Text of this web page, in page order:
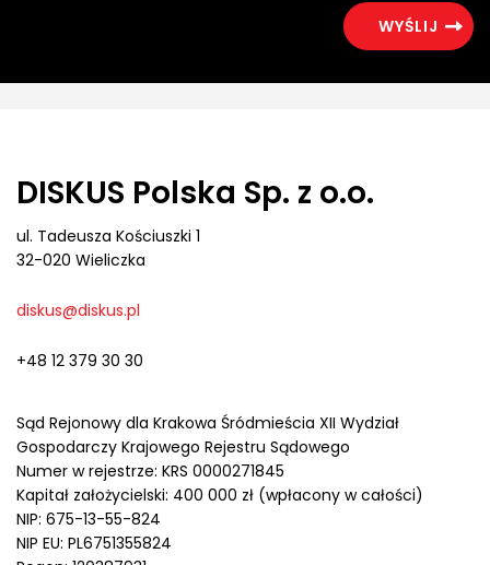
DISKUS Polska Sp. z o.o.
ul. Tadeusza Kościuszki 1
32-020 Wieliczka
diskus@diskus.pl
+48 12 379 30 30
Sąd Rejonowy dla Krakowa Śródmieścia XII Wydział
Gospodarczy Krajowego Rejestru Sądowego
Numer w rejestrze: KRS 0000271845
Kapitał założycielski: 400 000 zł (wpłacony w całości)
NIP: 675-13-55-824
NIP EU: PL6751355824